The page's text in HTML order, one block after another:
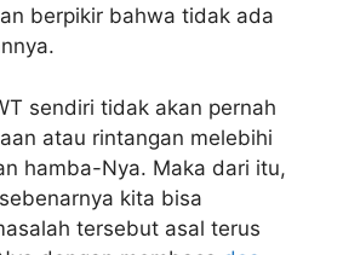
berpikir bahwa tidak ada
sendiri tidak akan pernah
atau rintangan melebihi
hamba-Nya. Maka dari itu,
kita bisa
tersebut asal terus